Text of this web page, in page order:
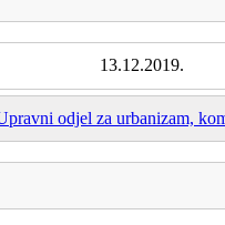
13.12.2019.
odjel za urbanizam,